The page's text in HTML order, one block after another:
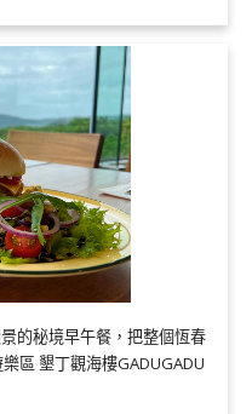
的秘境早午餐，把整個恆春
區 墾丁觀海樓GADUGADU